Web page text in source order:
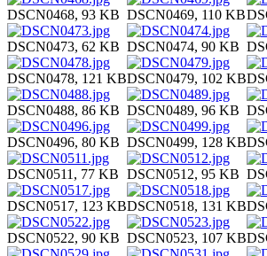
DSCN0468, 93 KB DSCN0469, 110 KB
DSCN0473, 62 KB DSCN0474, 90 KB
DSCN0478, 121 KBDSCN0479, 102 KB
DSCN0488, 86 KB DSCN0489, 96 KB
DSCN0496, 80 KB DSCN0499, 128 KB
DSCN0511, 77 KB DSCN0512, 95 KB
DSCN0517, 123 KBDSCN0518, 131 KB
DSCN0522, 90 KB DSCN0523, 107 KB